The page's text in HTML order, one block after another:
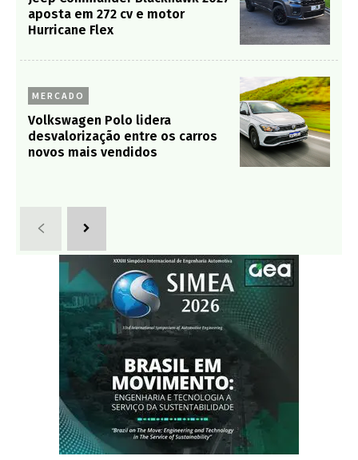
aposta em 272 cv e motor
Hurricane Flex
MERCADO
Volkswagen Polo lidera
desvalorização entre os carros
novos mais vendidos